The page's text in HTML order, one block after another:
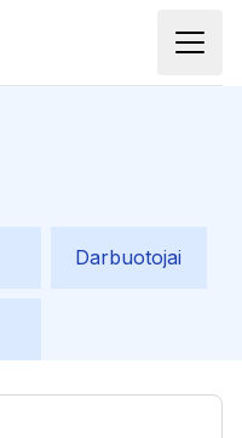
Darbuotojai